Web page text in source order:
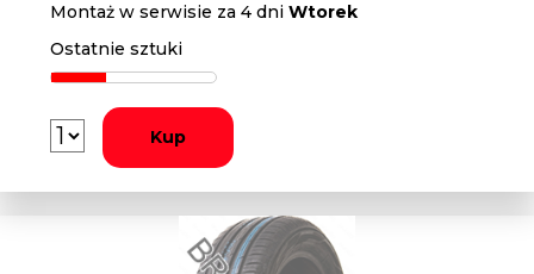
Montaż w serwisie za 4 dniWtorek
Ostatnie sztuki
Kup